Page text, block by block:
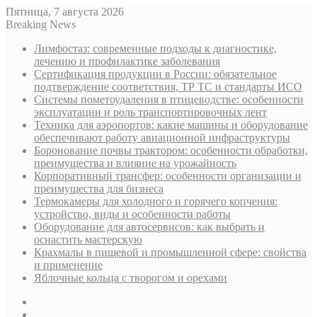
Пятница, 7 августа 2026
Breaking News
Лимфостаз: современные подходы к диагностике,
лечению и профилактике заболевания
Сертификация продукции в России: обязательное
подтверждение соответствия, ТР ТС и стандарты ИСО
Системы пометоудаления в птицеводстве: особенности
эксплуатации и роль транспортировочных лент
Техника для аэропортов: какие машины и оборудование
обеспечивают работу авиационной инфраструктуры
Боронование почвы трактором: особенности обработки,
преимущества и влияние на урожайность
Корпоративный трансфер: особенности организации и
преимущества для бизнеса
Термокамеры для холодного и горячего копчения:
устройство, виды и особенности работы
Оборудование для автосервисов: как выбрать и
оснастить мастерскую
Крахмалы в пищевой и промышленной сфере: свойства
и применение
Яблочные кольца с творогом и орехами